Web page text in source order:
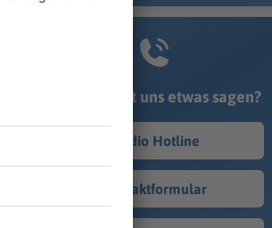
Du möchtest uns etwas sagen?
Studio Hotline
Kontaktformular